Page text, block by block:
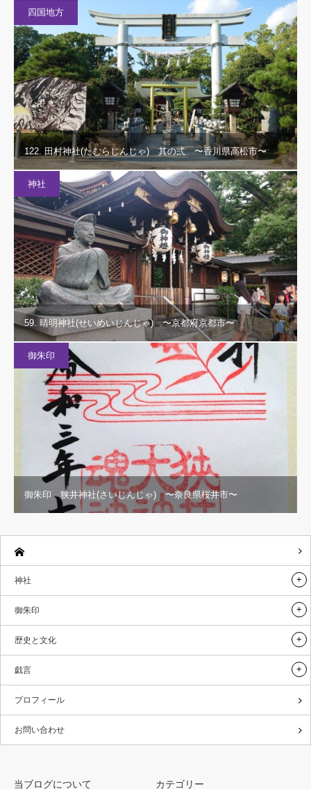
四国地方
122. 田村神社(たむらじんじゃ) 其の弍 〜香川県高松市〜
神社
59. 晴明神社(せいめいじんじゃ) 〜京都府京都市〜
御朱印
御朱印 狭井神社(さいじんじゃ) 〜奈良県桜井市〜
神社
御朱印
歴史と文化
戯言
プロフィール
お問い合わせ
当ブログについて カテゴリー